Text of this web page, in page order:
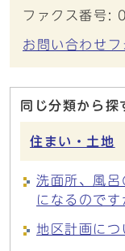
ファクス番号
お問い合わせフ
同じ分類から探
住まい・土地
洗面所、風呂
になるのです
地区計画につ